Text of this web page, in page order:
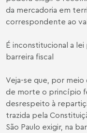
da mercadoria em
correspondente ao
É inconstitucional a lei
barreira fiscal
Veja-se que, por meio
de morte o princípio
desrespeito à
trazida pela
São Paulo exigir, na